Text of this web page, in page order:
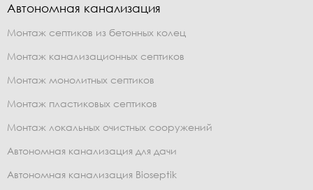
Автономная канализация
Монтаж септиков из бетонных колец
Монтаж канализационных септиков
Монтаж монолитных септиков
Монтаж пластиковых септиков
Монтаж локальных очистных сооружений
Автономная канализация для дачи
Автономная канализация Bioseptik